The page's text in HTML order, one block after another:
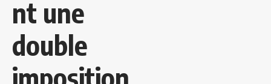
nt une
double